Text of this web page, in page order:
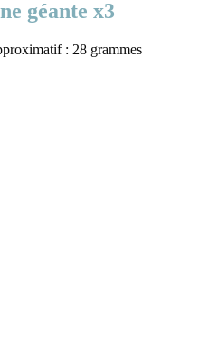
géante x3
: 28 grammes